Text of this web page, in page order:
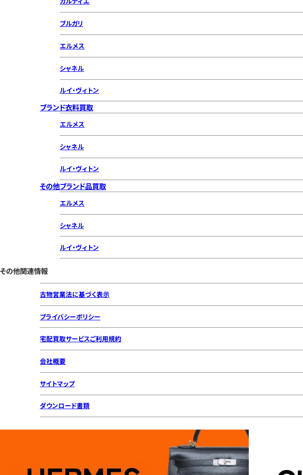
ブルガリ
エルメス
シャネル
ルイ・ヴィトン
ブランド衣料買取
エルメス
シャネル
ルイ・ヴィトン
その他ブランド品買取
エルメス
シャネル
ルイ・ヴィトン
その他関連情報
古物営業法に基づく表示
プライバシーポリシー
宅配買取サービスご利用規約
会社概要
サイトマップ
ダウンロード書類